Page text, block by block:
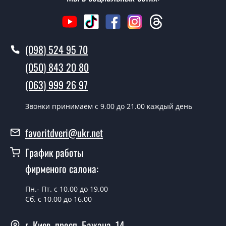
Как быстро можете установить двери
Зеркало?
условии наличия их на складе, либо на следующий
день.
Можно на сегодня вызвать
У вас есть в наличии готовые двери
Да, мы имеем большой ассортимент готовых входных
Какая стоимость самых дешевых
(098) 524 95 70
(050) 843 20 80
(063) 999 26 97
Звонки принимаем c 9.00 до 21.00 каждый день
favoritdveri@ukr.net
График работы
фирменого салона:
Пн.- Пт. с 10.00 до 19.00
Сб. с 10.00 до 16.00